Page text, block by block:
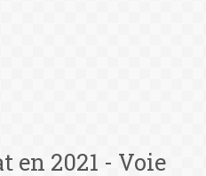
en 2021 - Voie